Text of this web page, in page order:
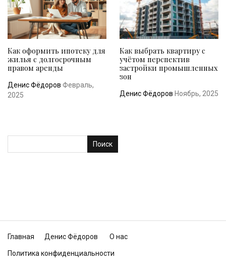
Как оформить ипотеку для
жилья с долгосрочным
правом аренды
Денис Фёдоров Февраль,
2025
Как выбрать квартиру с
учётом перспектив
застройки промышленных
зон
Денис Фёдоров Ноябрь, 2025
Поиск
Главная Денис Фёдоров О нас
Политика конфиденциальности